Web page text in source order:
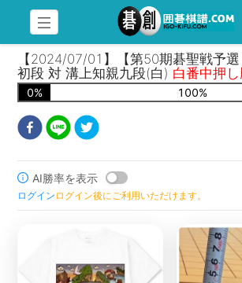
【2024/07/01】【第50期碁聖戦予
初段 対 溝上知親九段(白) 白番中押し
0% 100%
AI勝率を表示
ログイン ログイン後にご利用いただけます。